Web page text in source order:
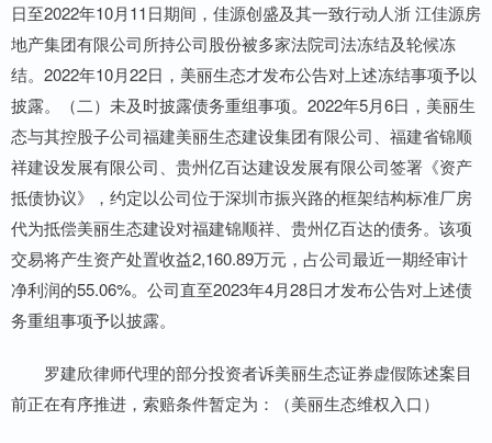
日至2022年10月11日期间，佳源创盛及其一致行动人浙 江佳源房
地产集团有限公司所持公司股份被多家法院司法冻结及轮候冻
结。2022年10月22日，美丽生态才发布公告对上述冻结事项予以
披露。（二）未及时披露债务重组事项。2022年5月6日，美丽生
态与其控股子公司福建美丽生态建设集团有限公司、福建省锦顺
祥建设发展有限公司、贵州亿百达建设发展有限公司签署《资产
抵债协议》，约定以公司位于深圳市振兴路的框架结构标准厂房
代为抵偿美丽生态建设对福建锦顺祥、贵州亿百达的债务。该项
交易将产生资产处置收益2,160.89万元，占公司最近一期经审计
净利润的55.06%。公司直至2023年4月28日才发布公告对上述债
务重组事项予以披露。
罗建欣律师代理的部分投资者诉美丽生态证券虚假陈述案目
前正在有序推进，索赔条件暂定为：（美丽生态维权入口）